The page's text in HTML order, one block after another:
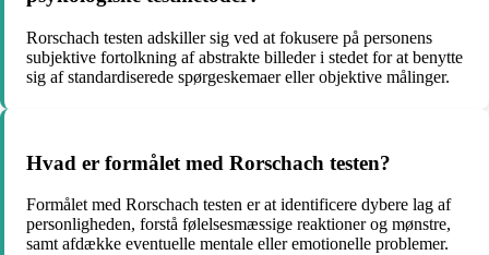
Rorschach testen adskiller sig ved at fokusere på personens
subjektive fortolkning af abstrakte billeder i stedet for at benytte
sig af standardiserede spørgeskemaer eller objektive målinger.
Hvad er formålet med Rorschach testen?
Formålet med Rorschach testen er at identificere dybere lag af
personligheden, forstå følelsesmæssige reaktioner og mønstre,
samt afdække eventuelle mentale eller emotionelle problemer.